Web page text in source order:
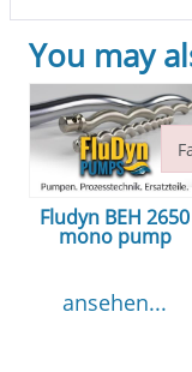
You may
Fludyn BEH 2650
mono pump
ansehen...